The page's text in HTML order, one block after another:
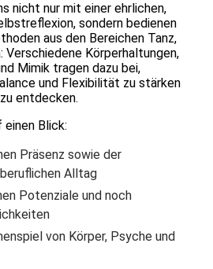
nicht nur mit einer ehrlichen,
sondern bedienen
aus den Bereichen Tanz,
Verschiedene Körperhaltungen,
Mimik tragen dazu bei,
und Flexibilität zu stärken
entdecken.
einen Blick:
Präsenz sowie der
Alltag
Potenziale und noch
von Körper, Psyche und